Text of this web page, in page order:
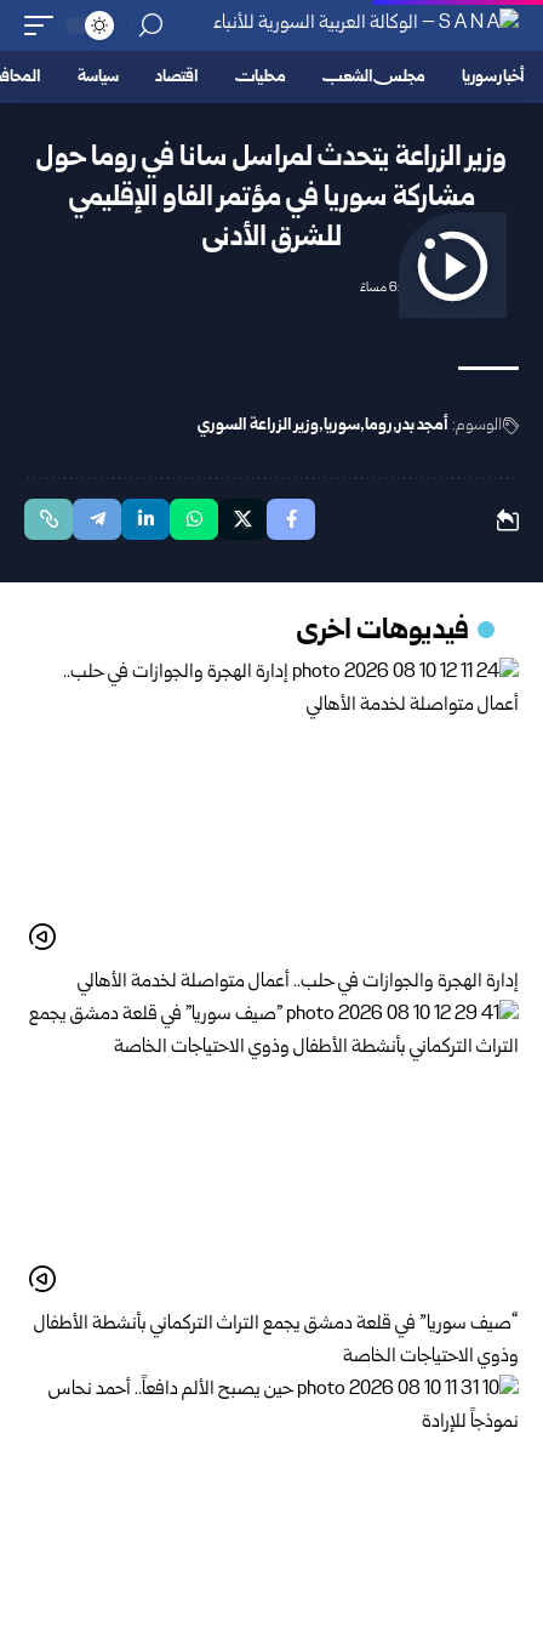
أخبار سوريا مجلس الشعب محليات اقتصاد سياسة
وزير الزراعة يتحدث لمراسل سانا في روما حول
مشاركة سوريا في مؤتمر الفاو الإقليمي
للشرق الأدنى
2026/04/20 6:05 مساءً
الوسوم: أمجد بدر روما سوريا وزير الزراعة السوري
فيديوهات اخرى
إدارة الهجرة والجوازات في حلب.. أعمال متواصلة لخدمة الأهالي
“صيف سوريا” في قلعة دمشق يجمع التراث التركماني بأنشطة الأطفال
وذوي الاحتياجات الخاصة